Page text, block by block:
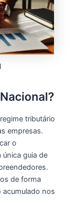
tributário
empresas.
o
guia de
de forma
nos